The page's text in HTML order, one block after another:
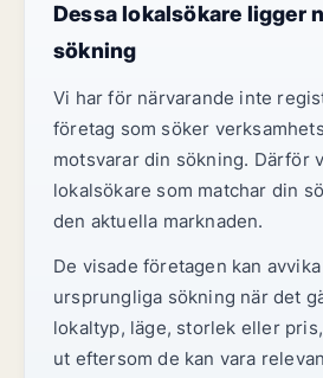
Dessa lokalsökare ligger
sökning
Vi har för närvarande inte
företag som söker
motsvarar din sökning. Därför
lokalsökare som matchar din
den aktuella marknaden.
De visade företagen kan
ursprungliga sökning när det
lokaltyp, läge, storlek eller
ut eftersom de kan vara